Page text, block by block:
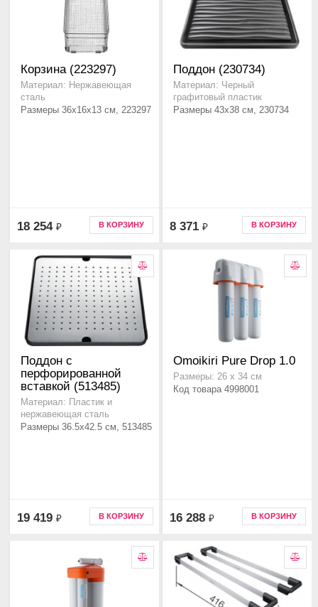
Корзина (223297)
Материал: Нержавеющая
сталь
Размеры 36x16x13 см, 223297
18 254 ₽ В КОРЗИНУ
Поддон (230734)
Материал: Черный
графитовый пластик
Размеры 43x38 см, 230734
8 371 ₽ В КОРЗИНУ
Поддон с
перфорированной
вставкой (513485)
Материал: Пластик и
нержавеющая сталь
Размеры 36.5x42.5 см, 513485
19 419 ₽ В КОРЗИНУ
Omoikiri Pure Drop 1.0
Размеры: 26 х 34 см
Код товара 4998001
16 288 ₽ В КОРЗИНУ